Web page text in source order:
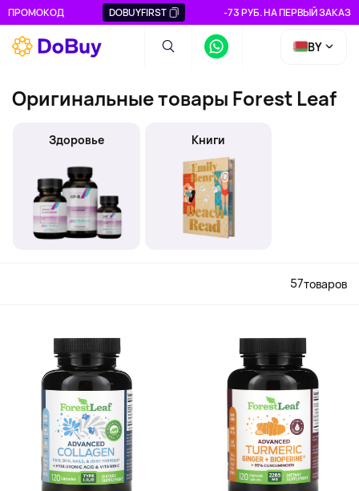
ПРОМОКОД DOBUYFIRST -73 РУБ. НА ПЕРВЫЙ ЗАКАЗ
BY
Оригинальные товары Forest Leaf
Здоровье Книги
57товаров